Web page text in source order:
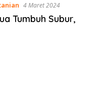
4 Maret 2024
Tumbuh Subur,